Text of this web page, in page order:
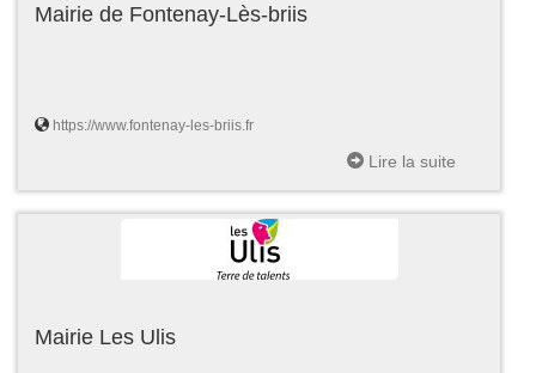
Mairie de Fontenay-Lès-briis
https://www.fontenay-les-briis.fr
Lire la suite
Mairie Les Ulis